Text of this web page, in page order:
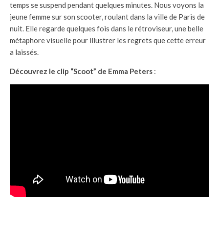
temps se suspend pendant quelques minutes. Nous voyons la
jeune femme sur son scooter, roulant dans la ville de Paris de
nuit. Elle regarde quelques fois dans le rétroviseur, une belle
métaphore visuelle pour illustrer les regrets que cette erreur
a laissés.
Découvrez le clip “Scoot” de Emma Peters :